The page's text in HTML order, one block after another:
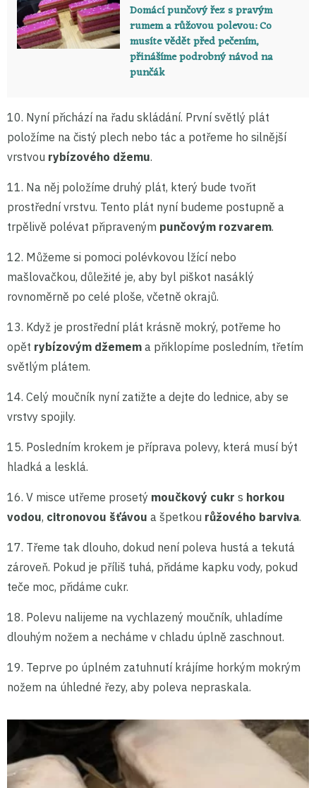
Domácí punčový řez s pravým
rumem a růžovou polevou: Co
musíte vědět před pečením,
přinášíme podrobný návod na
punčák
10. Nyní přichází na řadu skládání. První světlý plát
položíme na čistý plech nebo tác a potřeme ho silnější
vrstvou rybízového džemu.
11. Na něj položíme druhý plát, který bude tvořit
prostřední vrstvu. Tento plát nyní budeme postupně a
trpělivě polévat připraveným punčovým rozvarem.
12. Můžeme si pomoci polévkovou lžící nebo
mašlovačkou, důležité je, aby byl piškot nasáklý
rovnoměrně po celé ploše, včetně okrajů.
13. Když je prostřední plát krásně mokrý, potřeme ho
opět rybízovým džemem a přiklopíme posledním, třetím
světlým plátem.
14. Celý moučník nyní zatižte a dejte do lednice, aby se
vrstvy spojily.
15. Posledním krokem je příprava polevy, která musí být
hladká a lesklá.
16. V misce utřeme prosetý moučkový cukr s horkou
vodou, citronovou šťávou a špetkou růžového barviva.
17. Třeme tak dlouho, dokud není poleva hustá a tekutá
zároveň. Pokud je příliš tuhá, přidáme kapku vody, pokud
teče moc, přidáme cukr.
18. Polevu nalijeme na vychlazený moučník, uhladíme
dlouhým nožem a necháme v chladu úplně zaschnout.
19. Teprve po úplném zatuhnutí krájíme horkým mokrým
nožem na úhledné řezy, aby poleva nepraskala.